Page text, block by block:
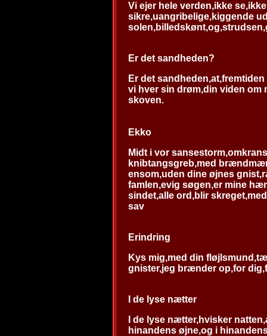
Vi ejer hele verden,ikke
sikre,uangribelige,kiggende
Er det sandheden?
Er det
vi hver sin drøm,din viden om
skoven.
Ekko
Midt i vor
knibtangsgreb,med
ensom,uden dine øjnes
famlen,evig søgen,er mine
sindet,alle ord,blir
sav
Erindring
Kys mig,med din
gnister,jeg brænder op,for
I de lyse nætter
I de lyse nætter,hvisker
hinandens øjne,og i